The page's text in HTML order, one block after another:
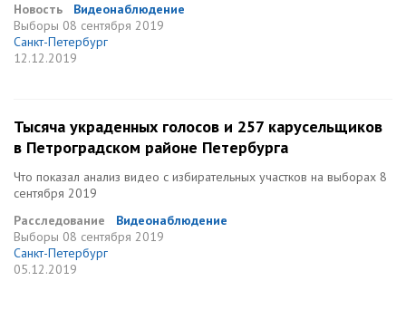
Новость
Видеонаблюдение
Выборы 08 сентября 2019
Санкт-Петербург
12.12.2019
Тысяча украденных голосов и 257 карусельщиков
в Петроградском районе Петербурга
Что показал анализ видео с избирательных участков на выборах 8
сентября 2019
Расследование
Видеонаблюдение
Выборы 08 сентября 2019
Санкт-Петербург
05.12.2019